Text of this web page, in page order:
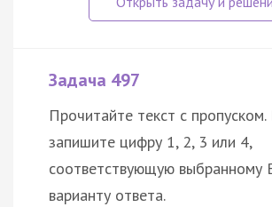
Задача 497
Прочитайте текст с
запишите цифру 1, 2, 3 или 4,
соответствующую выбранному
варианту ответа.